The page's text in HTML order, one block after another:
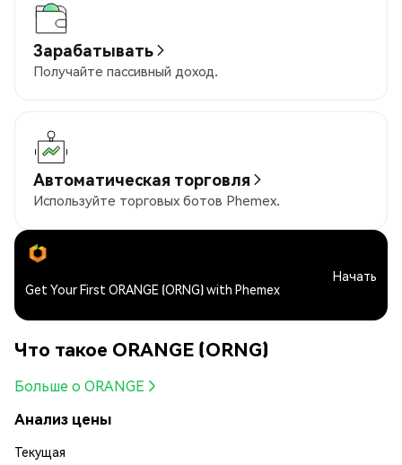
Зарабатывать
Получайте пассивный доход.
Автоматическая торговля
Используйте торговых ботов Phemex.
Get Your First ORANGE (ORNG) with Phemex
Начать
Что такое ORANGE (ORNG)
Больше о ORANGE
Анализ цены
Текущая